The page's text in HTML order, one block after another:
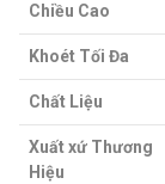
Chiều Cao
Khoét Tối Đa
Chất Liệu
Xuất xứ Thương
Hiệu